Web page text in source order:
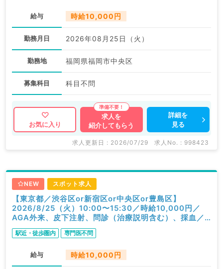
給与 時給10,000円
勤務月日 2026年08月25日（火）
勤務地 福岡県福岡市中央区
募集科目 科目不問
お気に入り
求人を
紹介してもらう
詳細を
見る
求人更新日 : 2026/07/29 求人No. : 998423
NEW スポット求人
【東京都／渋谷区or新宿区or中央区or豊島区】
2026/8/25（火）10:00〜15:30／時給10,000円／
AGA外来、皮下注射、問診（治療説明含む）、採血／
科目不問
駅近・徒歩圏内 専門医不問
給与 時給10,000円